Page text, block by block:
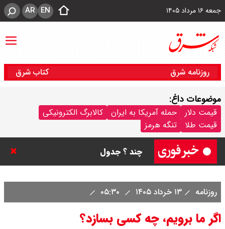
جمعه ۱۶ مرداد ۱۴۰۵ EN
AR
روزنامه شرق کتاب شرق
موضوعات داغ:
قیمت دلار حمله آمریکا به ایران
کالابرگ الکترونیکی
قیمت طلا
تنگه هرمز
چند ؟ جدول
به تنگه هرمز را کلید زدند + جزییات
روزنامه ۱۳ خرداد ۱۴۰۵
اگر ما برویم، چه کسی بسازد؟